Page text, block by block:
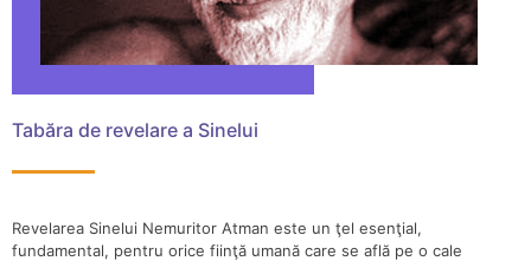
Tabăra de revelare a Sinelui
Revelarea Sinelui Nemuritor Atman este un ţel esenţial,
fundamental, pentru orice fiinţă umană care se află pe o cale